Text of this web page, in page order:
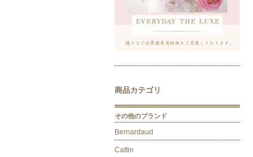
商品カテゴリ
その他のブランド
Bernardaud
Cattin